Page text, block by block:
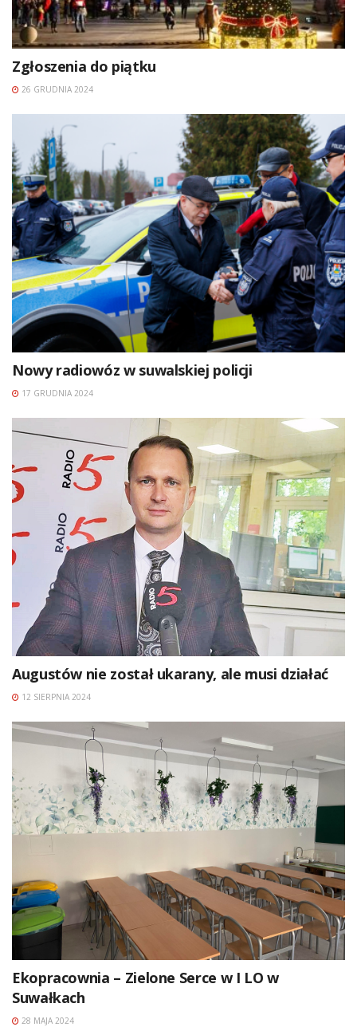
Zgłoszenia do piątku
26 GRUDNIA 2024
Nowy radiowóz w suwalskiej policji
17 GRUDNIA 2024
Augustów nie został ukarany, ale musi działać
12 SIERPNIA 2024
Ekopracownia – Zielone Serce w I LO w
Suwałkach
28 MAJA 2024